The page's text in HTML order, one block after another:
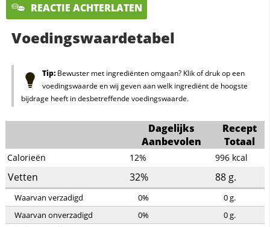
REACTIE ACHTERLATEN
Voedingswaardetabel
Tip:Bewuster met ingrediënten omgaan? Klik of druk op een
voedingswaarde en wij geven aan welk ingrediënt de hoogste
bijdrage heeft in desbetreffende voedingswaarde.
Dagelijks
Aanbevolen
Recept
Totaal
Calorieën 12% 996 kcal
Vetten 32% 88g.
Waarvan verzadigd 0% 0g.
Waarvan onverzadigd
0% 0g.